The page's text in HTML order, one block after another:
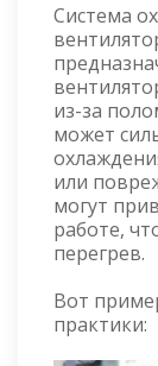
Система
из-за
может
или
могут
работе,
перегрев.
Вот
практики: